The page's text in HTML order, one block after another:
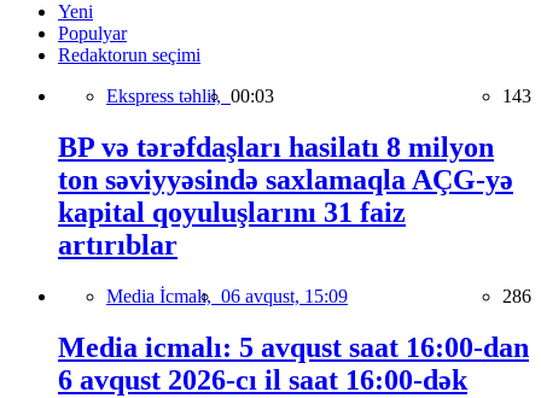
Yeni
Populyar
Redaktorun seçimi
Ekspress təhlil, 00:03 143
BP və tərəfdaşları hasilatı 8 milyon
ton səviyyəsində saxlamaqla AÇG-yə
kapital qoyuluşlarını 31 faiz
artırıblar
Media İcmalı, 06 avqust, 15:09 286
Media icmalı: 5 avqust saat 16:00-dan
6 avqust 2026-cı il saat 16:00-dək